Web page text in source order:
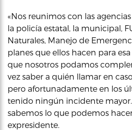
«Nos reunimos con las
la policía estatal, la municipal,
Naturales, Manejo de
planes que ellos hacen para
que nosotros podamos
vez saber a quién llamar en
pero afortunadamente en los
tenido ningún incidente mayor.
sabemos lo que podemos
expresidente.